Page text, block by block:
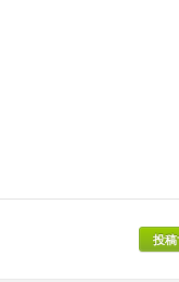
投